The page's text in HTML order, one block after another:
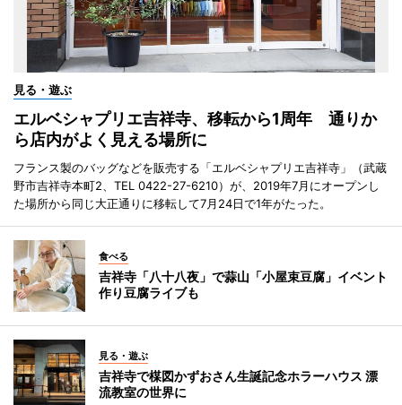
見る・遊ぶ
エルベシャプリエ吉祥寺、移転から1周年 通りか
ら店内がよく見える場所に
フランス製のバッグなどを販売する「エルベシャプリエ吉祥寺」（武蔵
野市吉祥寺本町2、TEL 0422-27-6210）が、2019年7月にオープンし
た場所から同じ大正通りに移転して7月24日で1年がたった。
食べる
吉祥寺「八十八夜」で蒜山「小屋束豆腐」イベント
作り豆腐ライブも
見る・遊ぶ
吉祥寺で楳図かずおさん生誕記念ホラーハウス 漂
流教室の世界に